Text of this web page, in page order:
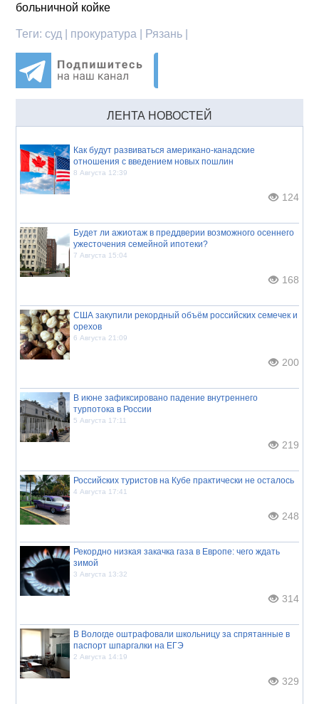
больничной койке
Теги:суд | прокуратура | Рязань |
ЛЕНТА НОВОСТЕЙ
Как будут развиваться американо-канадские
отношения с введением новых пошлин
8 Августа 12:39
124
Будет ли ажиотаж в преддверии возможного осеннего
ужесточения семейной ипотеки?
7 Августа 15:04
168
США закупили рекордный объём российских семечек и
орехов
6 Августа 21:09
200
В июне зафиксировано падение внутреннего
турпотока в России
5 Августа 17:11
219
Российских туристов на Кубе практически не осталось
4 Августа 17:41
248
Рекордно низкая закачка газа в Европе: чего ждать
зимой
3 Августа 13:32
314
В Вологде оштрафовали школьницу за спрятанные в
паспорт шпаргалки на ЕГЭ
2 Августа 14:19
329